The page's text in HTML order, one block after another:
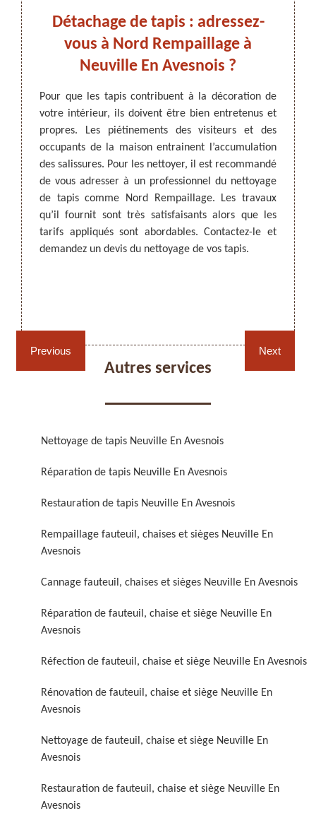
ARTISAN DEZITTER , REMPAILLAGE -
CANNAGE - RECOLLAGE, 59 NORD
Cannage fauteuil, chaises
Réparation de fauteuil,
chaise et siège 59
Réfection de fauteuil,
Rénovation de fauteuil,
Restauration de fauteuil,
Previous
à
le
au-
il est
une
un
vous
les
un
Détachage de tapis : adressez-
vous à Nord Rempaillage à
Neuville En Avesnois ?
Pour que les tapis contribuent à la décoration de
votre intérieur, ils doivent être bien entretenus et
propres. Les piétinements des visiteurs et des
occupants de la maison entrainent l’accumulation
des salissures. Pour les nettoyer, il est recommandé
de vous adresser à un professionnel du nettoyage
de tapis comme Nord Rempaillage. Les travaux
qu’il fournit sont très satisfaisants alors que les
tarifs appliqués sont abordables. Contactez-le et
demandez un devis du nettoyage de vos tapis.
Pour
Vous
soit
le
et
Next
Autres services
Nettoyage de tapis Neuville En Avesnois
Réparation de tapis Neuville En Avesnois
Restauration de tapis Neuville En Avesnois
Rempaillage fauteuil, chaises et sièges Neuville En
Avesnois
Cannage fauteuil, chaises et sièges Neuville En Avesnois
Réparation de fauteuil, chaise et siège Neuville En
Avesnois
Réfection de fauteuil, chaise et siège Neuville En Avesnois
Rénovation de fauteuil, chaise et siège Neuville En
Avesnois
Nettoyage de fauteuil, chaise et siège Neuville En
Avesnois
Restauration de fauteuil, chaise et siège Neuville En
Avesnois